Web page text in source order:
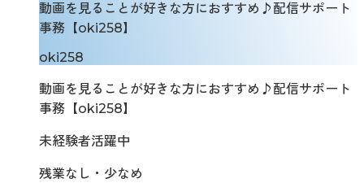
動画を見ることが好きな方におすすめ♪配信サポート
事務【oki258】
oki258
動画を見ることが好きな方におすすめ♪配信サポート
事務【oki258】
未経験者活躍中
残業なし・少なめ